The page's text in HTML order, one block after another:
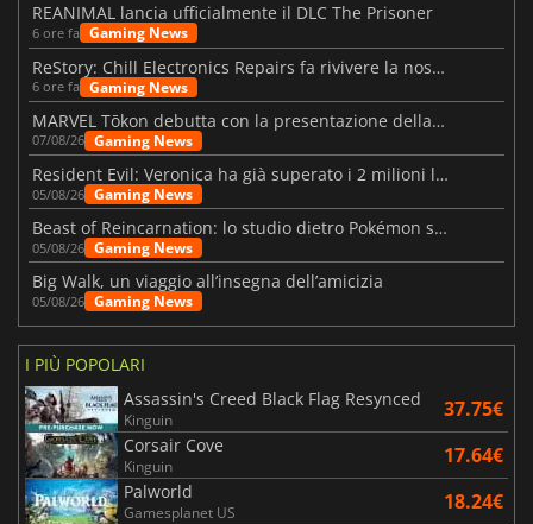
REANIMAL lancia ufficialmente il DLC The Prisoner
6 ore fa Gaming News
ReStory: Chill Electronics Repairs fa rivivere la nostalgia degli anni 2000
6 ore fa Gaming News
MARVEL Tōkon debutta con la presentazione della roadmap per il primo anno
07/08/26 Gaming News
Resident Evil: Veronica ha già superato i 2 milioni liste dei desideri
05/08/26 Gaming News
Beast of Reincarnation: lo studio dietro Pokémon su una nuova strada
05/08/26 Gaming News
Big Walk, un viaggio all’insegna dell’amicizia
05/08/26 Gaming News
I PIÙ POPOLARI
Assassin's Creed Black Flag Resynced
Kinguin 37.75€
Corsair Cove
Kinguin 17.64€
Palworld
Gamesplanet US 18.24€